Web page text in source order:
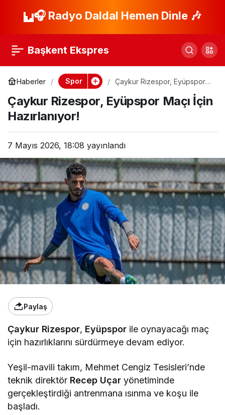
🎧 Radyo Daldal Hemen Dinle 🎶
Başkent Ekspres
Haberler Spor
Çaykur Rizespor, Eyüpspor
Çaykur Rizespor, Eyüpspor Maçı İçin
Hazırlanıyor!
7 Mayıs 2026, 18:08 yayınlandı
Paylaş
Çaykur Rizespor, Eyüpspor ile oynayacağı maç
için hazırlıklarını sürdürmeye devam ediyor.
Yeşil-mavili takım, Mehmet Cengiz Tesisleri’nde
teknik direktör Recep Uçar yönetiminde
gerçekleştirdiği antrenmana ısınma ve koşu ile
başladı.
Batagov Ameliyat
Başlıyor!
Paylaş